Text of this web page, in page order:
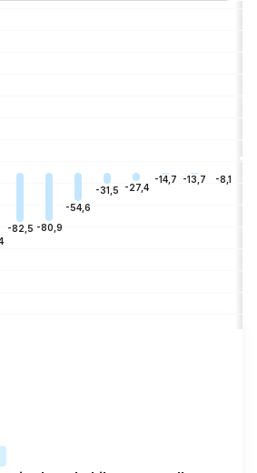
-82,5 -80,9
-54,6
-31,5 -27,4
-14,7 -13,7 -8,1